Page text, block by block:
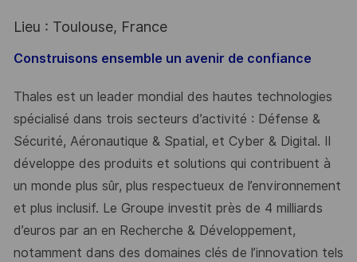
Lieu : Toulouse, France
Construisons ensemble un avenir de confiance
Thales est un leader mondial des hautes technologies
spécialisé dans trois secteurs d’activité : Défense &
Sécurité, Aéronautique & Spatial, et Cyber & Digital. Il
développe des produits et solutions qui contribuent à
un monde plus sûr, plus respectueux de l’environnement
et plus inclusif. Le Groupe investit près de 4 milliards
d’euros par an en Recherche & Développement,
notamment dans des domaines clés de l’innovation tels